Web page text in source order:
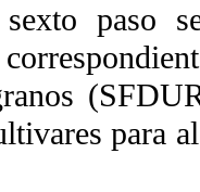
paso se
para